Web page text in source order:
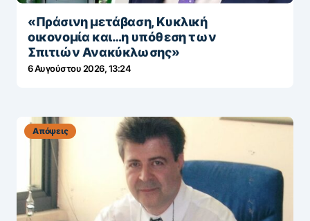
«Πράσινη μετάβαση, Κυκλική
οικονομία και…η υπόθεση των
Σπιτιών Ανακύκλωσης»
6 Αυγούστου 2026, 13:24
Απόψεις